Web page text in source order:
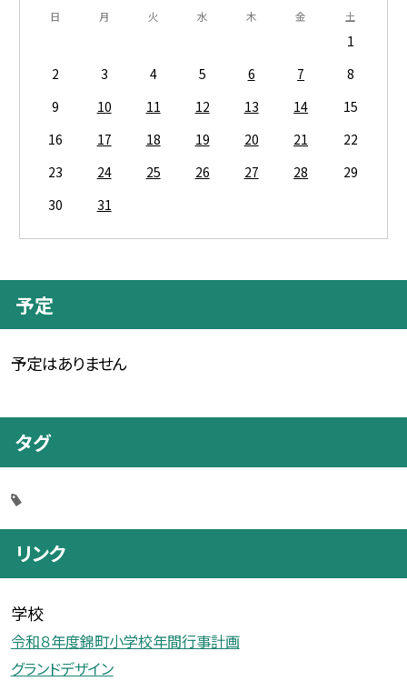
日 月 火 水 木 金 土
1
2
3 4 5 6 7
8
9
10 11 12 13 14
15
16
17 18 19 20 21
22
23
24 25 26 27 28
29
30
31
予定
予定はありません
タグ
リンク
学校
令和８年度錦町小学校年間行事計画
グランドデザイン